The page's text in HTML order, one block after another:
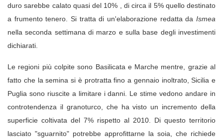
duro sarebbe calato quasi del 10% , di circa il 5% quello destinato
a frumento tenero. Si tratta di un'elaborazione redatta da Ismea
nella seconda settimana di marzo e sulla base degli investimenti
dichiarati.
Le regioni più colpite sono Basilicata e Marche mentre, grazie al
fatto che la semina si è protratta fino a gennaio inoltrato, Sicilia e
Puglia sono riuscite a limitare i danni. Le stime vedono andare in
controtendenza il granoturco, che ha visto un incremento della
superficie coltivata del 7% rispetto al 2010. Di questo territorio
lasciato "sguarnito" potrebbe approfittarne la soia, che richiede